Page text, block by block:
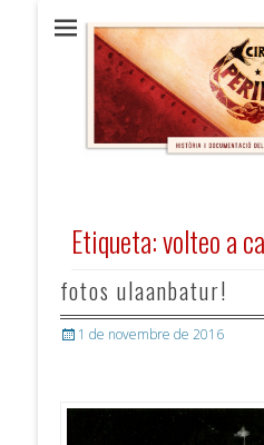
HISTÒRIA i DOCUMENTACIÓ
Etiqueta:volteo a
fotos ulaanbatur!
Posted1 de novembre de 2016